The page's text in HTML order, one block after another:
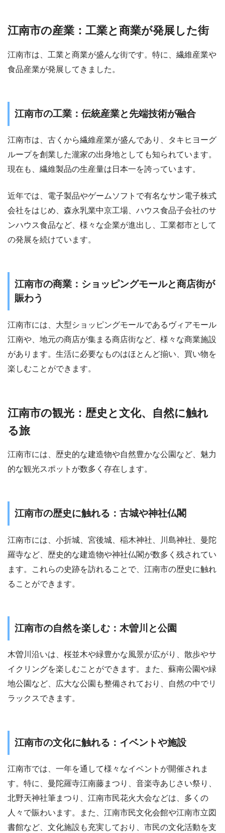
江南市の産業：工業と商業が発展した街
江南市は、工業と商業が盛んな街です。特に、繊維産業や
食品産業が発展してきました。
江南市の工業：伝統産業と先端技術が融合
江南市は、古くから繊維産業が盛んであり、タキヒヨーグ
ループを創業した瀧家の出身地としても知られています。
現在も、繊維製品の生産量は日本一を誇っています。
近年では、電子製品やゲームソフトで有名なサン電子株式
会社をはじめ、森永乳業中京工場、ハウス食品子会社のサ
ンハウス食品など、様々な企業が進出し、工業都市として
の発展を続けています。
江南市の商業：ショッピングモールと商店街が
賑わう
江南市には、大型ショッピングモールであるヴィアモール
江南や、地元の商店が集まる商店街など、様々な商業施設
があります。生活に必要なものはほとんど揃い、買い物を
楽しむことができます。
江南市の観光：歴史と文化、自然に触れ
る旅
江南市には、歴史的な建造物や自然豊かな公園など、魅力
的な観光スポットが数多く存在します。
江南市の歴史に触れる：古城や神社仏閣
江南市には、小折城、宮後城、稲木神社、川島神社、曼陀
羅寺など、歴史的な建造物や神社仏閣が数多く残されてい
ます。これらの史跡を訪れることで、江南市の歴史に触れ
ることができます。
江南市の自然を楽しむ：木曽川と公園
木曽川沿いは、桜並木や緑豊かな風景が広がり、散歩やサ
イクリングを楽しむことができます。また、蘇南公園や緑
地公園など、広大な公園も整備されており、自然の中でリ
ラックスできます。
江南市の文化に触れる：イベントや施設
江南市では、一年を通して様々なイベントが開催されま
す。特に、曼陀羅寺江南藤まつり、音楽寺あじさい祭り、
北野天神社筆まつり、江南市民花火大会などは、多くの
人々で賑わいます。また、江南市民文化会館や江南市立図
書館など、文化施設も充実しており、市民の文化活動を支